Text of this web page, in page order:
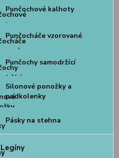
Punčochové kalhoty
Punčocháče vzorované
Punčochy samodržící
Silonové ponožky a
podkolenky
Pásky na stehna
Legíny